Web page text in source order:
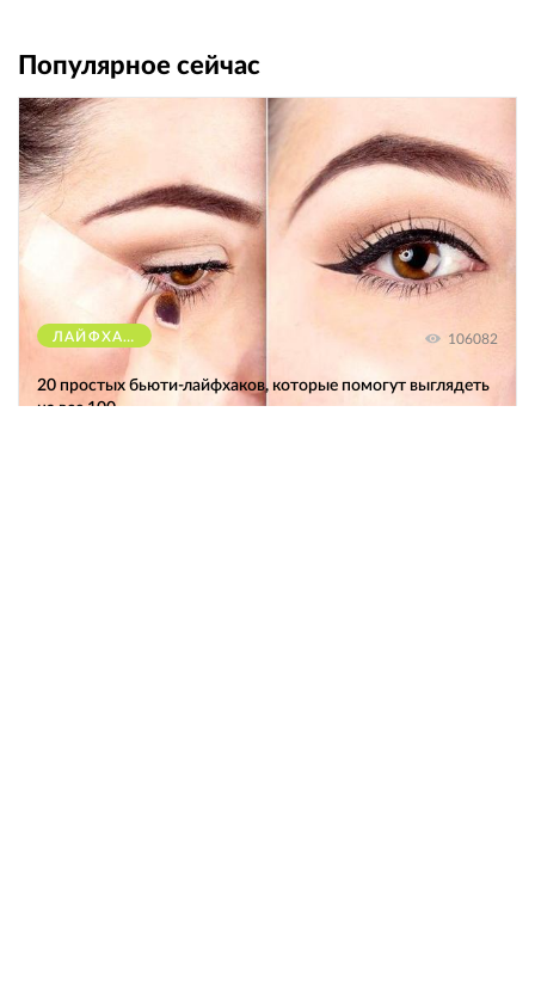
Популярное сейчас
ЛАЙФХАКИ 106082
20 простых бьюти-лайфхаков, которые помогут выглядеть
на все 100